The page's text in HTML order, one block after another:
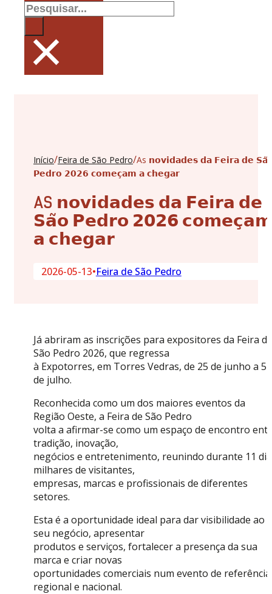
Pesquisar
×
Início/Feira de São Pedro/As 𝗻𝗼𝘃𝗶𝗱𝗮𝗱𝗲𝘀 𝗱𝗮 𝗙𝗲𝗶𝗿𝗮 𝗱𝗲
𝗣𝗲𝗱𝗿𝗼 𝟮𝟬𝟮𝟲 𝗰𝗼𝗺𝗲𝗰̧𝗮𝗺 𝗮 𝗰𝗵𝗲𝗴𝗮𝗿
AS 𝗻𝗼𝘃𝗶𝗱𝗮𝗱𝗲𝘀 𝗱𝗮 𝗙𝗲𝗶𝗿𝗮 𝗱𝗲
𝗦𝗮̃𝗼 𝗣𝗲𝗱𝗿𝗼 𝟮𝟬𝟮𝟲 𝗰𝗼𝗺𝗲𝗰̧𝗮𝗺
𝗮 𝗰𝗵𝗲𝗴𝗮𝗿
2026-05-13•Feira de São Pedro
Já abriram as inscrições para expositores da Feira de
São Pedro 2026, que regressa
à Expotorres, em Torres Vedras, de 25 de junho a 5
de julho.
Reconhecida como um dos maiores eventos da
Região Oeste, a Feira de São Pedro
volta a afirmar-se como um espaço de encontro
tradição, inovação,
negócios e entretenimento, reunindo durante 11
milhares de visitantes,
empresas, marcas e profissionais de diferentes
setores.
Esta é a oportunidade ideal para dar visibilidade ao
seu negócio, apresentar
produtos e serviços, fortalecer a presença da sua
marca e criar novas
oportunidades comerciais num evento de referência
regional e nacional.